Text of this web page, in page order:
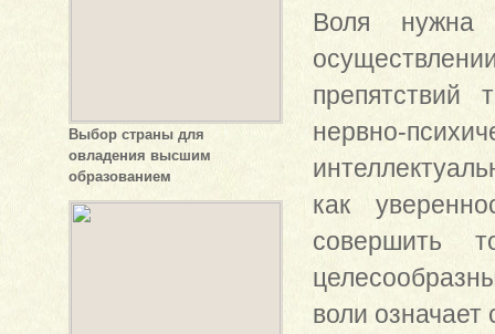
Выбор страны для
овладения высшим
образованием
Воля
препятствий
нервно-
как
совершить
воли